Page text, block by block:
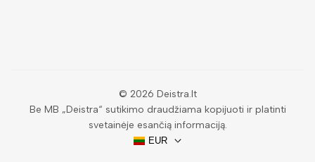
Kuprinės moterims
Vyriškos piniginės
© 2026 Deistra.lt
Be MB „Deistra“ sutikimo draudžiama kopijuoti ir platinti
svetainėje esančią informaciją.
EUR